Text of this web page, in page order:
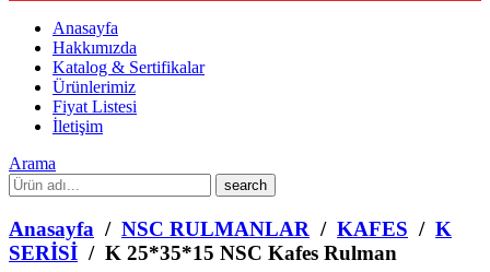
Anasayfa
Hakkımızda
Katalog & Sertifikalar
Ürünlerimiz
Fiyat Listesi
İletişim
Arama
What
are
you
looking
for?
Anasayfa / NSC RULMANLAR / KAFES / K
SERİSİ / K 25*35*15 NSC Kafes Rulman